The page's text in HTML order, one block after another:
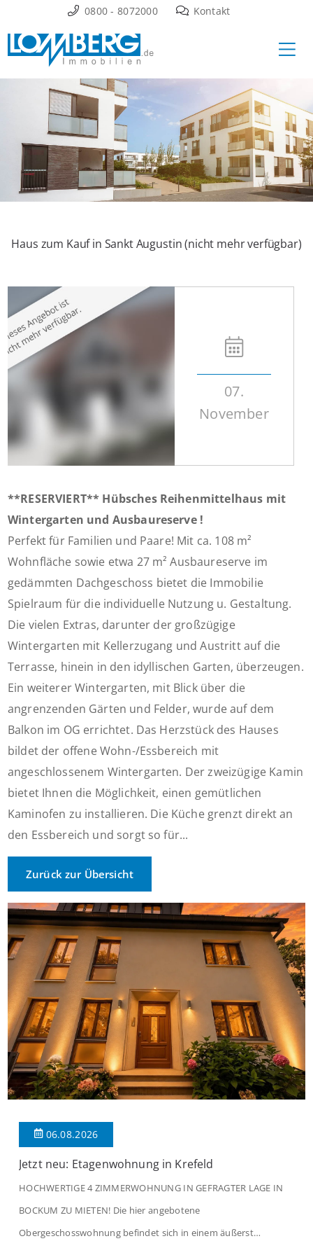
Inhalt
springen
0800 - 8072000 Kontakt
Haus zum Kauf in Sankt Augustin (nicht mehr verfügbar)
07.
November
**RESERVIERT** Hübsches Reihenmittelhaus mit
Wintergarten und Ausbaureserve !
Perfekt für Familien und Paare! Mit ca. 108 m²
Wohnfläche sowie etwa 27 m² Ausbaureserve im
gedämmten Dachgeschoss bietet die Immobilie
Spielraum für die individuelle Nutzung u. Gestaltung.
Die vielen Extras, darunter der großzügige
Wintergarten mit Kellerzugang und Austritt auf die
Terrasse, hinein in den idyllischen Garten, überzeugen.
Ein weiterer Wintergarten, mit Blick über die
angrenzenden Gärten und Felder, wurde auf dem
Balkon im OG errichtet. Das Herzstück des Hauses
bildet der offene Wohn-/Essbereich mit
angeschlossenem Wintergarten. Der zweizügige Kamin
bietet Ihnen die Möglichkeit, einen gemütlichen
Kaminofen zu installieren. Die Küche grenzt direkt an
den Essbereich und sorgt so für...
Zurück zur Übersicht
06.08.2026
Jetzt neu: Etagenwohnung in Krefeld
HOCHWERTIGE 4 ZIMMERWOHNUNG IN GEFRAGTER LAGE IN
BOCKUM ZU MIETEN! Die hier angebotene
Obergeschosswohnung befindet sich in einem äußerst